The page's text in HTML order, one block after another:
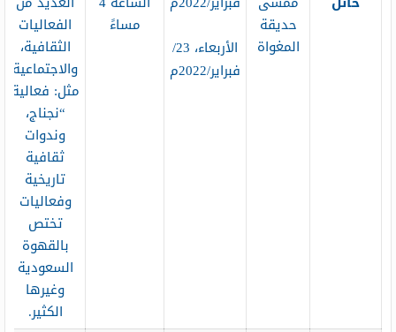
حديقة
المغواة
الأربعاء، 23/
فبراير/2022م
مساءً
الفعاليات
الثقافية،
والاجتماعية
مثل: فعالية
“نجناج،
وندوات
ثقافية
تاريخية
وفعاليات
تختص
بالقهوة
السعودية
وغيرها
الكثير.